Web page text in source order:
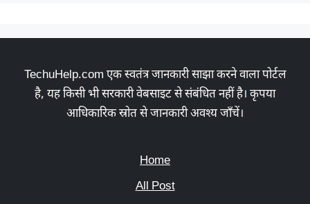
TechuHelp.com एक स्वतंत्र जानकारी साझा करने वाला पोर्टल
है, यह किसी भी सरकारी वेबसाइट से संबंधित नहीं है। कृपया
आधिकारिक स्रोत से जानकारी अवश्य जाँचें।
Home
All Post